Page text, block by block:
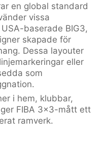
en global standard
vissa
baserade BIG3,
skapade för
Dessa layouter
eller
som
i hem, klubbar,
FIBA 3×3-mått ett
ramverk.